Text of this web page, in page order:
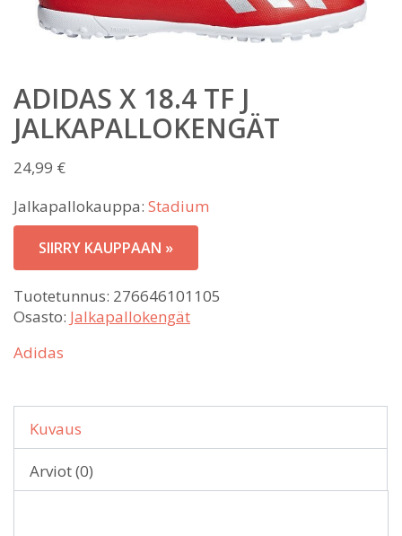
ADIDAS X 18.4 TF J
JALKAPALLOKENGÄT
24,99 €
Jalkapallokauppa: Stadium
SIIRRY KAUPPAAN »
Tuotetunnus: 276646101105
Osasto: Jalkapallokengät
Adidas
Kuvaus
Arviot (0)